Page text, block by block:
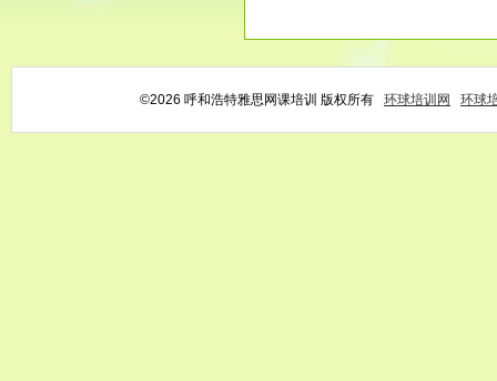
©2026 呼和浩特雅思网课培训 版权所有 环球培训网 环球